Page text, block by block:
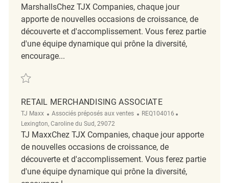
MarshallsChez TJX Companies, chaque jour
apporte de nouvelles occasions de croissance, de
découverte et d'accomplissement. Vous ferez partie
d'une équipe dynamique qui prône la diversité,
encourage...
Sauvegarder Skyview Plaza Merchandising Coordinator FT REQ138152
RETAIL MERCHANDISING ASSOCIATE
TJ Maxx Catégorie
Associés préposés aux ventes ReqId
REQ104016
Lexington, Caroline du Sud, 29072
TJ MaxxChez TJX Companies, chaque jour apporte
de nouvelles occasions de croissance, de
découverte et d'accomplissement. Vous ferez partie
d'une équipe dynamique qui prône la diversité,